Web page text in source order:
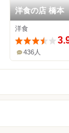
洋食の店 橋本
洋食
436人